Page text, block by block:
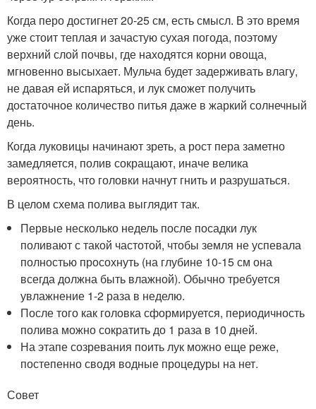
Когда перо достигнет 20-25 см, есть смысл. В это время
уже стоит теплая и зачастую сухая погода, поэтому
верхний слой почвы, где находятся корни овоща,
мгновенно высыхает. Мульча будет задерживать влагу,
не давая ей испаряться, и лук сможет получить
достаточное количество питья даже в жаркий солнечный
день.
Когда луковицы начинают зреть, а рост пера заметно
замедляется, полив сокращают, иначе велика
вероятность, что головки начнут гнить и разрушаться.
В целом схема полива выглядит так.
Первые несколько недель после посадки лук
поливают с такой частотой, чтобы земля не успевала
полностью просохнуть (на глубине 10-15 см она
всегда должна быть влажной). Обычно требуется
увлажнение 1-2 раза в неделю.
После того как головка сформируется, периодичность
полива можно сократить до 1 раза в 10 дней.
На этапе созревания поить лук можно еще реже,
постепенно сводя водные процедуры на нет.
Совет